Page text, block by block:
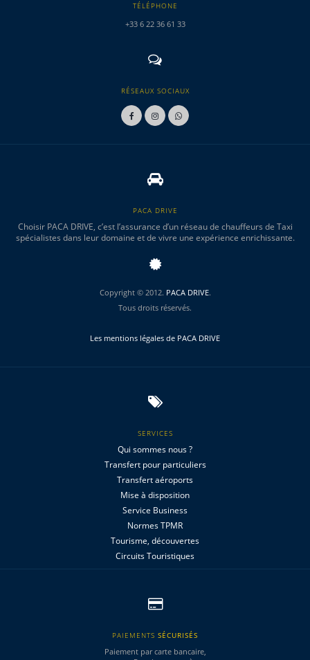
TÉLÉPHONE
+33 6 22 36 61 33
RÉSEAUX SOCIAUX
PACA DRIVE
Choisir PACA DRIVE, c’est l’assurance d’un réseau de chauffeurs de Taxi
spécialistes dans leur domaine et de vivre une expérience enrichissante.
Copyright © 2012. PACA DRIVE.
Tous droits réservés.
Les mentions légales de PACA DRIVE
SERVICES
Qui sommes nous ?
Transfert pour particuliers
Transfert aéroports
Mise à disposition
Service Business
Normes TPMR
Tourisme, découvertes
Circuits Touristiques
PAIEMENTS SÉCURISÉS
Paiement par carte bancaire,